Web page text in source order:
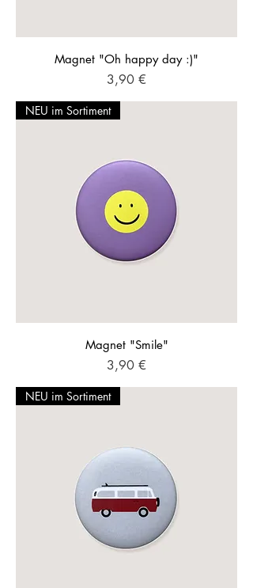
Magnet "Oh happy day :)"
Preis
3,90 €
NEU im Sortiment
Magnet "Smile"
Preis
3,90 €
NEU im Sortiment